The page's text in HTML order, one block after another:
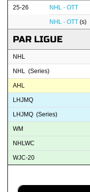
25-26 NHL - OTT
NHL - OTT (s)
PAR LIGUE
NHL
NHL (Series)
AHL
LHJMQ
LHJMQ (Series)
WM
NHLWC
WJC-20